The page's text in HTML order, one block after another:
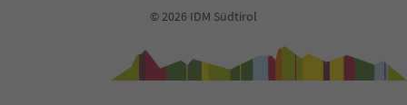
© 2026 IDM Südtirol